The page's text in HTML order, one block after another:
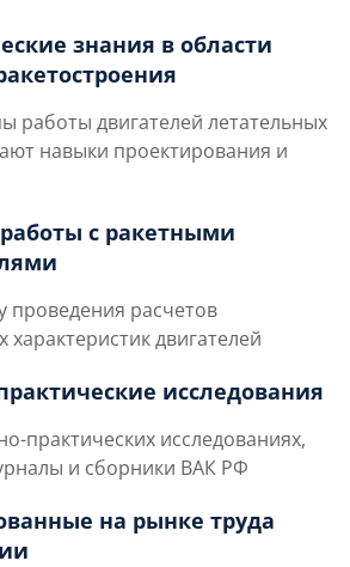
знания в области
работы двигателей летательных
навыки проектирования и
с ракетными
проведения расчетов
характеристик двигателей
исследования
практических исследованиях,
и сборники ВАК РФ
на рынке труда